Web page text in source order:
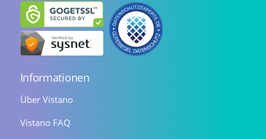
Informationen
Über Vistano
Vistano FAQ